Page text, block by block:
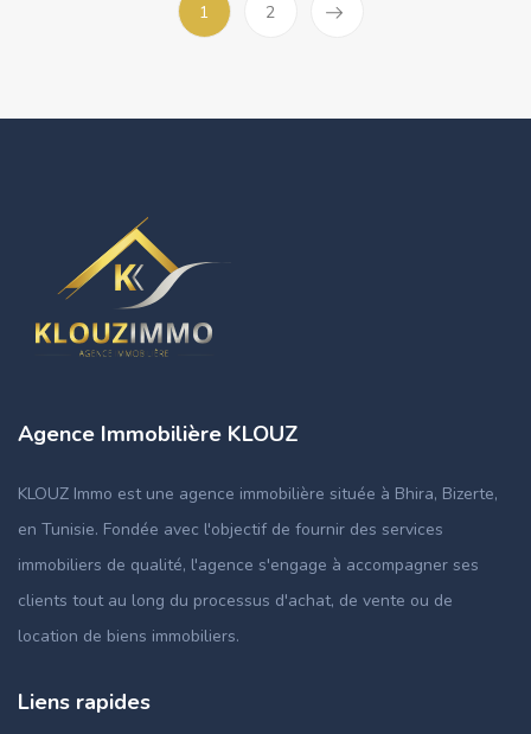
1 2
Agence Immobilière KLOUZ
KLOUZ Immo est une agence immobilière située à Bhira, Bizerte,
en Tunisie. Fondée avec l'objectif de fournir des services
immobiliers de qualité, l'agence s'engage à accompagner ses
clients tout au long du processus d'achat, de vente ou de
location de biens immobiliers.
Liens rapides